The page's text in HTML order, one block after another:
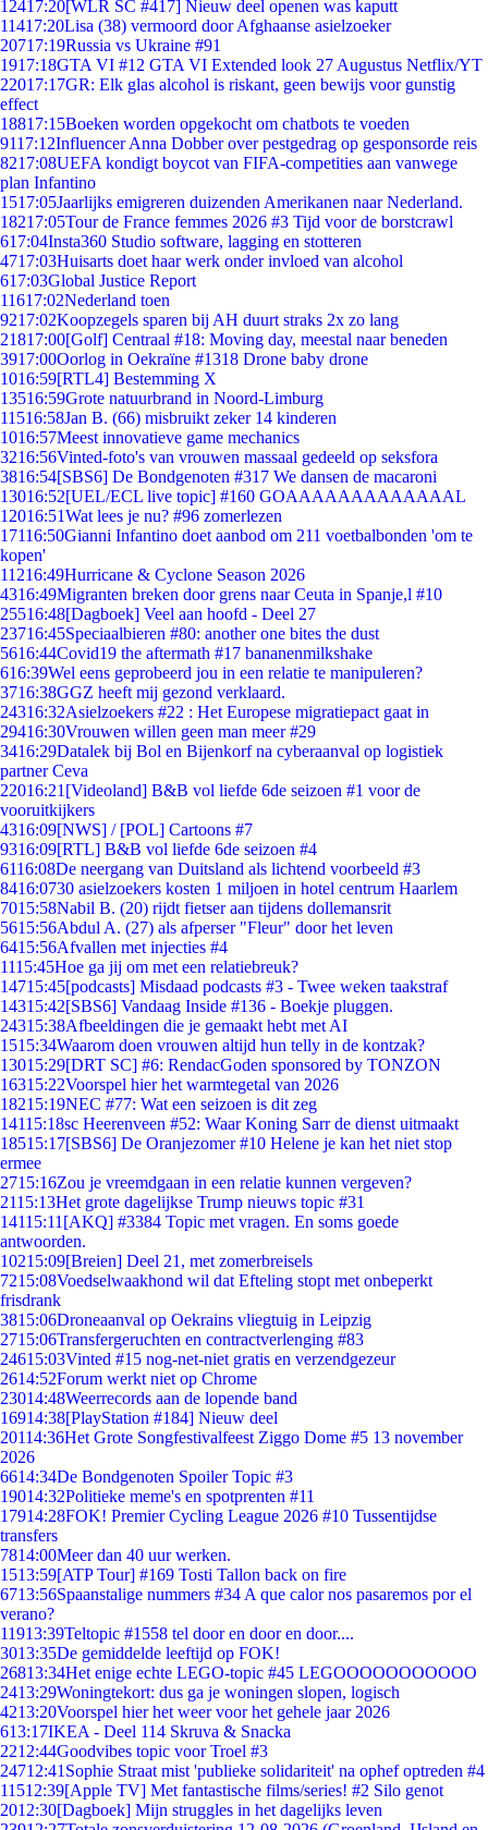
12417:20[WLR SC #417] Nieuw deel openen was kaputt
11417:20Lisa (38) vermoord door Afghaanse asielzoeker
20717:19Russia vs Ukraine #91
1917:18GTA VI #12 GTA VI Extended look 27 Augustus Netflix/YT
22017:17GR: Elk glas alcohol is riskant, geen bewijs voor gunstig
effect
18817:15Boeken worden opgekocht om chatbots te voeden
9117:12Influencer Anna Dobber over pestgedrag op gesponsorde reis
8217:08UEFA kondigt boycot van FIFA-competities aan vanwege
plan Infantino
1517:05Jaarlijks emigreren duizenden Amerikanen naar Nederland.
18217:05Tour de France femmes 2026 #3 Tijd voor de borstcrawl
617:04Insta360 Studio software, lagging en stotteren
4717:03Huisarts doet haar werk onder invloed van alcohol
617:03Global Justice Report
11617:02Nederland toen
9217:02Koopzegels sparen bij AH duurt straks 2x zo lang
21817:00[Golf] Centraal #18: Moving day, meestal naar beneden
3917:00Oorlog in Oekraïne #1318 Drone baby drone
1016:59[RTL4] Bestemming X
13516:59Grote natuurbrand in Noord-Limburg
11516:58Jan B. (66) misbruikt zeker 14 kinderen
1016:57Meest innovatieve game mechanics
3216:56Vinted-foto's van vrouwen massaal gedeeld op seksfora
3816:54[SBS6] De Bondgenoten #317 We dansen de macaroni
13016:52[UEL/ECL live topic] #160 GOAAAAAAAAAAAAAL
12016:51Wat lees je nu? #96 zomerlezen
17116:50Gianni Infantino doet aanbod om 211 voetbalbonden 'om te
kopen'
11216:49Hurricane & Cyclone Season 2026
4316:49Migranten breken door grens naar Ceuta in Spanje,l #10
25516:48[Dagboek] Veel aan hoofd - Deel 27
23716:45Speciaalbieren #80: another one bites the dust
5616:44Covid19 the aftermath #17 bananenmilkshake
616:39Wel eens geprobeerd jou in een relatie te manipuleren?
3716:38GGZ heeft mij gezond verklaard.
24316:32Asielzoekers #22 : Het Europese migratiepact gaat in
29416:30Vrouwen willen geen man meer #29
3416:29Datalek bij Bol en Bijenkorf na cyberaanval op logistiek
partner Ceva
22016:21 [Videoland] B&B vol liefde 6de seizoen #1 voor de
vooruitkijkers
4316:09[NWS] / [POL] Cartoons #7
9316:09[RTL] B&B vol liefde 6de seizoen #4
6116:08De neergang van Duitsland als lichtend voorbeeld #3
8416:0730 asielzoekers kosten 1 miljoen in hotel centrum Haarlem
7015:58Nabil B. (20) rijdt fietser aan tijdens dollemansrit
5615:56Abdul A. (27) als afperser "Fleur" door het leven
6415:56Afvallen met injecties #4
1115:45Hoe ga jij om met een relatiebreuk?
14715:45[podcasts] Misdaad podcasts #3 - Twee weken taakstraf
14315:42[SBS6] Vandaag Inside #136 - Boekje pluggen.
24315:38Afbeeldingen die je gemaakt hebt met AI
1515:34Waarom doen vrouwen altijd hun telly in de kontzak?
13015:29[DRT SC] #6: RendacGoden sponsored by TONZON
16315:22Voorspel hier het warmtegetal van 2026
18215:19NEC #77: Wat een seizoen is dit zeg
14115:18sc Heerenveen #52: Waar Koning Sarr de dienst uitmaakt
18515:17[SBS6] De Oranjezomer #10 Helene je kan het niet stop
ermee
2715:16Zou je vreemdgaan in een relatie kunnen vergeven?
2115:13Het grote dagelijkse Trump nieuws topic #31
14115:11 [AKQ] #3384 Topic met vragen. En soms goede
antwoorden.
10215:09[Breien] Deel 21, met zomerbreisels
7215:08Voedselwaakhond wil dat Efteling stopt met onbeperkt
frisdrank
3815:06Droneaanval op Oekrains vliegtuig in Leipzig
2715:06Transfergeruchten en contractverlenging #83
24615:03Vinted #15 nog-net-niet gratis en verzendgezeur
2614:52Forum werkt niet op Chrome
23014:48Weerrecords aan de lopende band
16914:38[PlayStation #184] Nieuw deel
20114:36Het Grote Songfestivalfeest Ziggo Dome #5 13 november
2026
6614:34De Bondgenoten Spoiler Topic #3
19014:32Politieke meme's en spotprenten #11
17914:28FOK! Premier Cycling League 2026 #10 Tussentijdse
transfers
7814:00Meer dan 40 uur werken.
1513:59[ATP Tour] #169 Tosti Tallon back on fire
6713:56Spaanstalige nummers #34 A que calor nos pasaremos por el
verano?
11913:39Teltopic #1558 tel door en door en door....
3013:35De gemiddelde leeftijd op FOK!
26813:34Het enige echte LEGO-topic #45 LEGOOOOOOOOOOO
2413:29Woningtekort: dus ga je woningen slopen, logisch
4213:20Voorspel hier het weer voor het gehele jaar 2026
613:17IKEA - Deel 114 Skruva & Snacka
2212:44Goodvibes topic voor Troel #3
24712:41 Sophie Straat mist 'publieke solidariteit' na ophef optreden #4
11512:39[Apple TV] Met fantastische films/series! #2 Silo genot
2012:30[Dagboek] Mijn struggles in het dagelijks leven